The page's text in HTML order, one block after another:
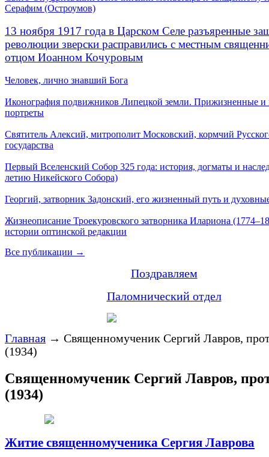
Серафим (Остроумов)
13 ноября 1917 года в Царском Селе разъяренные
революции зверски расправились с местным
отцом Иоанном Кочуровым
Человек, лично знавший Бога
Иконография подвижников Липецкой земли. Прижизненные и
портреты
Святитель Алексий, митрополит Московский, кормчий
государства
Первый Вселенский Собор 325 года: история, догматы и
летию Никейского Собора)
Георгий, затворник Задонский, его жизненный путь и
Жизнеописание Троекуровского затворника Илариона
истории оптинской редакции
Все публикации →
Поздравляем
Паломнический отдел
Главная → Священномученик Сергий Лавров,
(1934)
Священномученик Сергий Лавров,
(1934)
Житие священномученика Сергия Лаврова